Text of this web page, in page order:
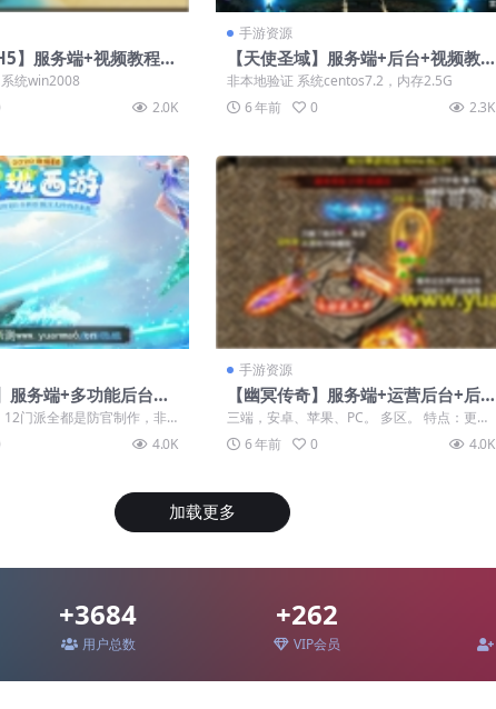
】服务端+视频教程
统win2008
2.0K
手游资源
【天使圣域】服务端+后台+视频教
程
非本地验证 系统centos7.2，内存2.5G
6 年前
0 2.3K
服务端+多功能后台
端
门派全都是防官制作，非
音寺、花果山、女儿国、...
4.0K
手游资源
【幽冥传奇】服务端+运营后台+后
台+视频教程
三端，安卓、苹果、PC。 多区。 特点：更换
UI按钮界面、新增部分物品、装备等发...
6 年前 0 4.0K
加载更多
+3684
用户总数
+262
VIP会员